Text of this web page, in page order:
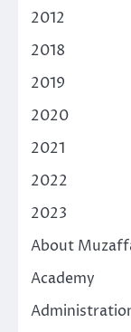
2012
2018
2019
2020
2021
2022
2023
About
Academy